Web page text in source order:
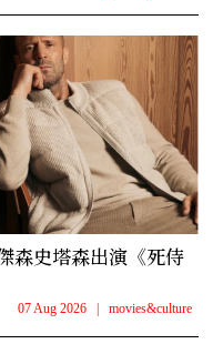
森史塔森出演《死侍
07 Aug 2026 | movies&culture